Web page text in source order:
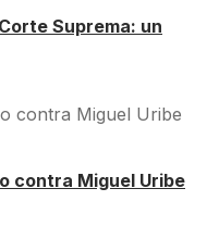
Suprema: un
contra Miguel Uribe